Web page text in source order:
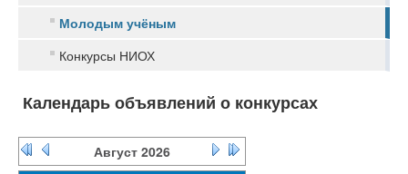
Молодым учёным
Конкурсы НИОХ
Календарь объявлений о конкурсах
Август 2026